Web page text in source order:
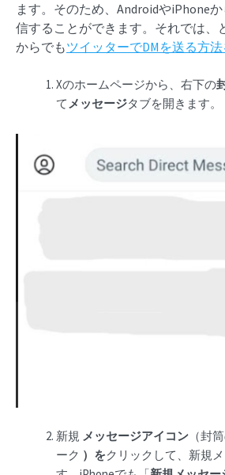
ます。そのため、AndroidやiPhone
信することができます。それでは、
からでもツイッターでDMを送る方法
Xのホームページから、右下の
てメッセージタブを開きます。
新規 メッセージアイコン （封
ーク ）をクリックして、新規